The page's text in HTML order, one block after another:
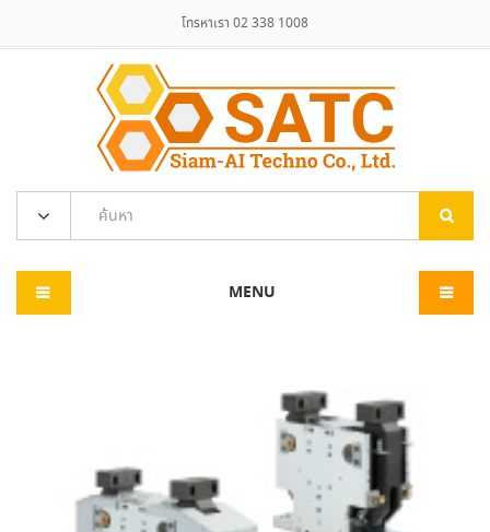
โทรหาเรา 02 338 1008
MENU